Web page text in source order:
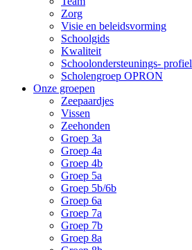
Zorg
Visie en beleidsvorming
Schoolgids
Kwaliteit
Schoolondersteunings- profiel
Scholengroep OPRON
Onze groepen
Zeepaardjes
Vissen
Zeehonden
Groep 3a
Groep 4a
Groep 4b
Groep 5a
Groep 5b/6b
Groep 6a
Groep 7a
Groep 7b
Groep 8a